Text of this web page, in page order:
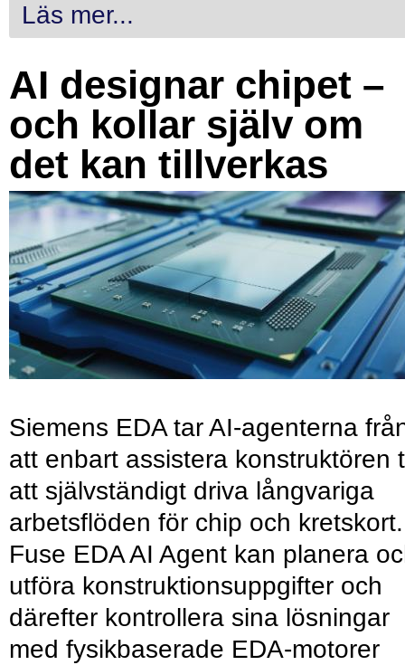
Läs mer...
AI designar chipet –
och kollar själv om
det kan tillverkas
Siemens EDA tar AI-agenterna
att enbart assistera konstruktören
att självständigt driva långvariga
arbetsflöden för chip och kretskort.
Fuse EDA AI Agent kan planera
utföra konstruktionsuppgifter och
därefter kontrollera sina lösningar
med fysikbaserade EDA-motorer